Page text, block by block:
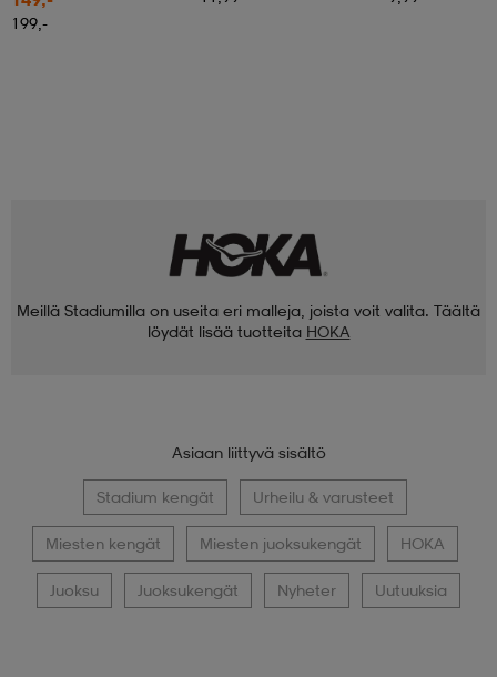
199,-
Meillä Stadiumilla on useita eri malleja, joista voit valita. Täältä
löydät lisää tuotteita HOKA
Asiaan liittyvä sisältö
Stadium kengät Urheilu & varusteet
Miesten kengät Miesten juoksukengät HOKA
Juoksu Juoksukengät Nyheter Uutuuksia